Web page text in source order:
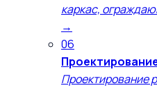
каркас,
→
06
Проектирование